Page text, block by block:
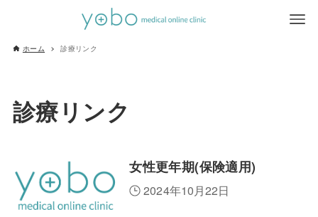
ホーム 診療リンク
診療リンク
女性更年期(保険適用)
2024年10月22日